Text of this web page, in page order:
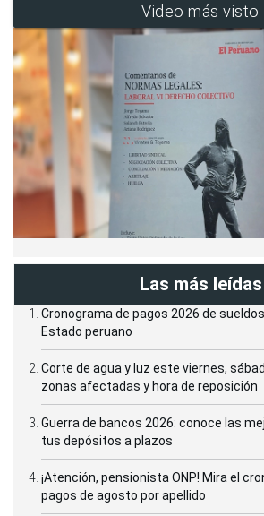
Video más visto
Las más leídas
Cronograma de pagos 2026 de
Estado peruano
Corte de agua y luz este viernes,
zonas afectadas y hora de reposición
Guerra de bancos 2026: conoce las
tus depósitos a plazos
¡Atención, pensionista ONP! Mira el
pagos de agosto por apellido